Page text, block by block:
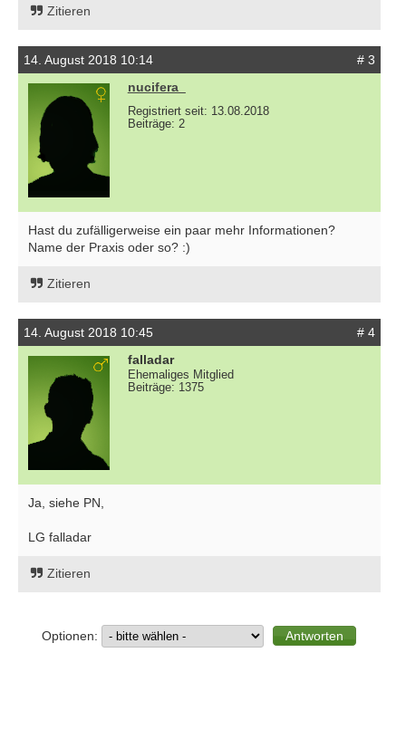
Zitieren
14. August 2018 10:14
# 3
nucifera_
Registriert seit: 13.08.2018
Beiträge: 2
Hast du zufälligerweise ein paar mehr Informationen?
Name der Praxis oder so? :)
Zitieren
14. August 2018 10:45
# 4
falladar
Ehemaliges Mitglied
Beiträge: 1375
Ja, siehe PN,
LG falladar
Zitieren
Optionen: